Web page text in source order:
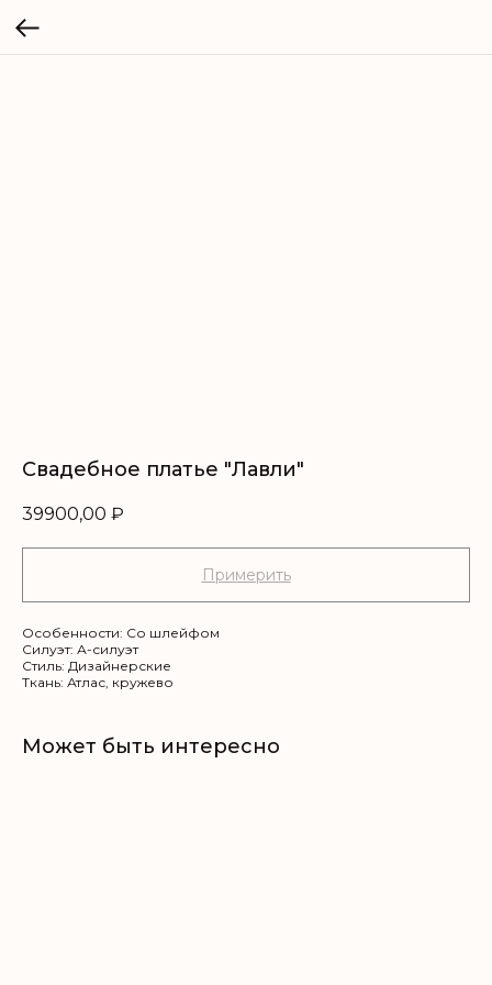
Свадебное платье "Лавли"
39900,00 ₽
Примерить
Особенности: Со шлейфом
Силуэт: А-силуэт
Стиль: Дизайнерские
Ткань: Атлас, кружево
Может быть интересно